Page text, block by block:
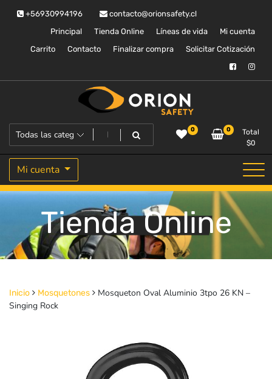
+56930994196
contacto@orionsafety.cl
Principal
Tienda Online Líneas de vida
Mi cuenta
Carrito
Contacto Finalizar compra Solicitar Cotización
Orion Safety
Equipos de proteccion personal 0 0
Total
$0
Mi cuenta
Tienda Online
Inicio Mosquetones
Mosqueton Oval Aluminio 3tpo 26 KN –
Singing Rock